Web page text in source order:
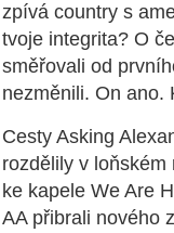
zpívá country s
tvoje integrita? O
směřovali od
nezměnili. On ano.
Cesty Asking
rozdělily v
ke kapele We Are
AA přibrali nového